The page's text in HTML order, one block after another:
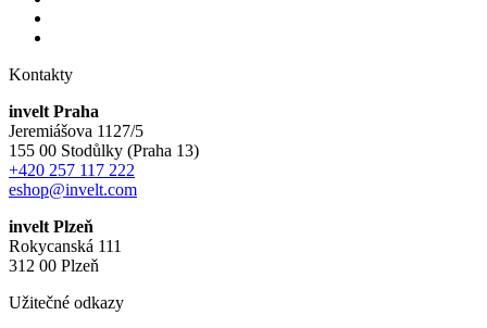
Kontakty
invelt Praha
Jeremiášova 1127/5
155 00 Stodůlky (Praha 13)
+420 257 117 222
eshop@invelt.com
invelt Plzeň
Rokycanská 111
312 00 Plzeň
Užitečné odkazy